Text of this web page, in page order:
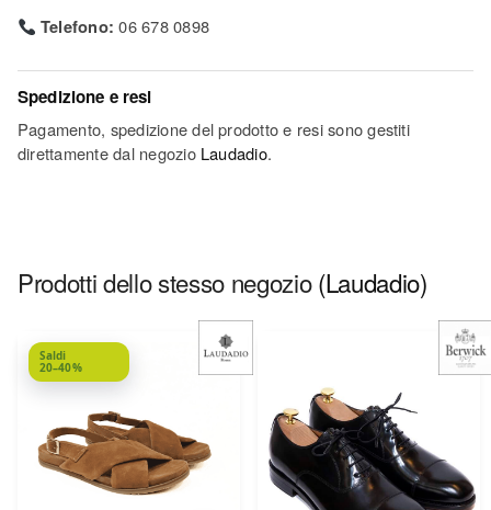
Telefono: 06 678 0898
Spedizione e resi
Pagamento, spedizione del prodotto e resi sono gestiti
direttamente dal negozio Laudadio.
Prodotti dello stesso negozio(Laudadio)
Saldi
20–40%